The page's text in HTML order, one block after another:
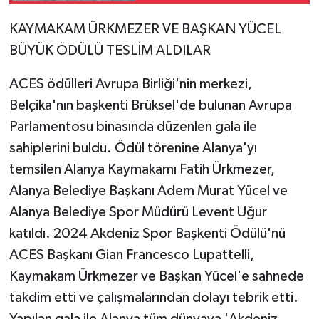
KAYMAKAM ÜRKMEZER VE BAŞKAN YÜCEL
BÜYÜK ÖDÜLÜ TESLİM ALDILAR
ACES ödülleri Avrupa Birliği'nin merkezi,
Belçika'nın başkenti Brüksel'de bulunan Avrupa
Parlamentosu binasında düzenlen gala ile
sahiplerini buldu. Ödül törenine Alanya'yı
temsilen Alanya Kaymakamı Fatih Ürkmezer,
Alanya Belediye Başkanı Adem Murat Yücel ve
Alanya Belediye Spor Müdürü Levent Uğur
katıldı. 2024 Akdeniz Spor Başkenti Ödülü'nü
ACES Başkanı Gian Francesco Lupattelli,
Kaymakam Ürkmezer ve Başkan Yücel'e sahnede
takdim etti ve çalışmalarından dolayı tebrik etti.